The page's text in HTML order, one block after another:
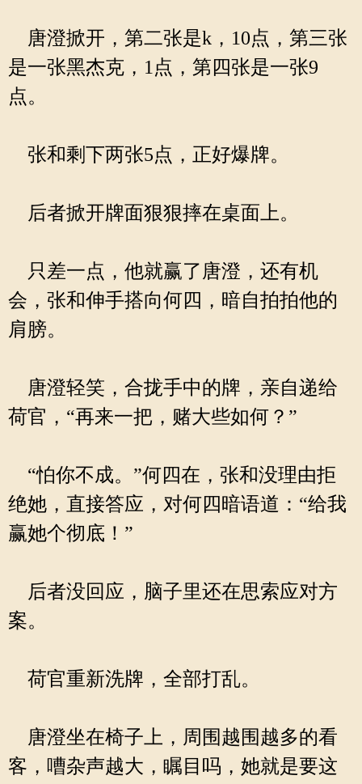
唐澄掀开，第二张是k，10点，第三张
是一张黑杰克，1点，第四张是一张9
点。
张和剩下两张5点，正好爆牌。
后者掀开牌面狠狠摔在桌面上。
只差一点，他就赢了唐澄，还有机
会，张和伸手搭向何四，暗自拍拍他的
肩膀。
唐澄轻笑，合拢手中的牌，亲自递给
荷官，“再来一把，赌大些如何？”
“怕你不成。”何四在，张和没理由拒
绝她，直接答应，对何四暗语道：“给我
赢她个彻底！”
后者没回应，脑子里还在思索应对方
案。
荷官重新洗牌，全部打乱。
唐澄坐在椅子上，周围越围越多的看
客，嘈杂声越大，瞩目吗，她就是要这